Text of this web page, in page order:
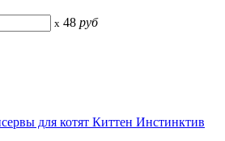
x 48 руб